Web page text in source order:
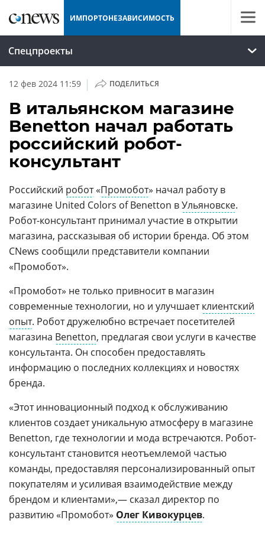
ИМПОРТОНЕЗАВИСИМОСТЬ
Спецпроекты
12 фев 2024 11:59 | ПОДЕЛИТЬСЯ
В итальянском магазине
Benetton начал работать
российский робот-
консультант
Российский робот«Промобот» начал работу в
магазине United Colors of Benetton вУльяновске.
Робот-консультант принимал участие в открытии
магазина, рассказывая об истории бренда. Об этом
CNews сообщили представители компании
«Промобот».
«Промобот» не только привносит в магазин
современные технологии, но и улучшаетклиентский
опыт. Робот дружелюбно встречает посетителей
магазина Benetton, предлагая свои услуги в качестве
консультанта. Он способен предоставлять
информацию о последних коллекциях и новостях
бренда.
«Этот инновационный подход к обслуживанию
клиентов создает уникальную атмосферу в магазине
Benetton, где технологии и мода встречаются. Робот-
консультант становится неотъемлемой частью
команды, предоставляя персонализированный опыт
покупателям и усиливая взаимодействие между
брендом и клиентами»,— сказал директор по
развитию «Промобот» Олег Кивокурцев.